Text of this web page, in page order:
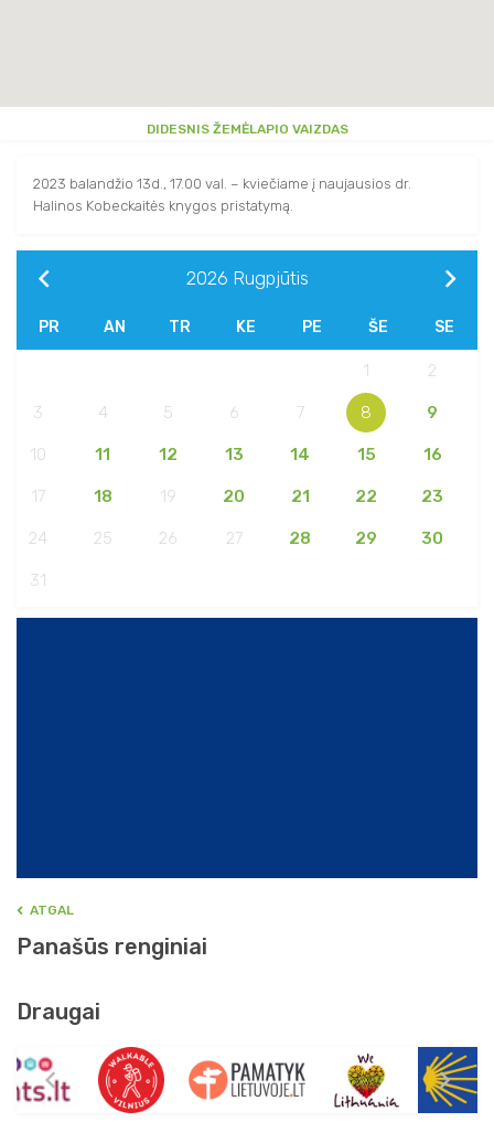
DIDESNIS ŽEMĖLAPIO VAIZDAS
2023 balandžio 13d., 17.00 val. – kviečiame į naujausios dr.
Halinos Kobeckaitės knygos pristatymą.
2026 Rugpjūtis
PR AN TR KE PE ŠE SE
1 2
3 4 5 6 7 8 9
10 11 12 13 14 15 16
17 18 19 20 21 22 23
24 25 26 27 28 29 30
31
ATGAL
Panašūs renginiai
Draugai